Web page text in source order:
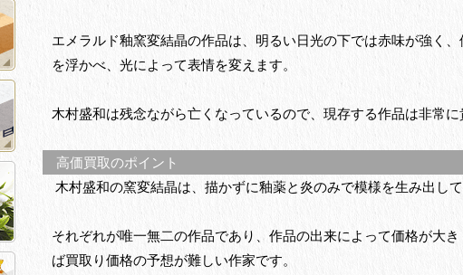
エメラルド釉窯変結晶の作品は、明るい日光の下では赤味が強く
を浮かべ、光によって表情を変えます。
木村盛和は残念ながら亡くなっているので、現存する作品は非常
高価買取のポイント
木村盛和の窯変結晶は、描かずに釉薬と炎のみで模様を生み出し
それぞれが唯一無二の作品であり、作品の出来によって価格が大
ば買取り価格の予想が難しい作家です。